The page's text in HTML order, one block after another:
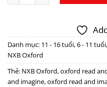
Danh mục: 11 - 16 tuổi,6 - 11 tuổi,
NXB Oxford
Thẻ: NXB Oxford,oxford read
and imagine,oxford read and